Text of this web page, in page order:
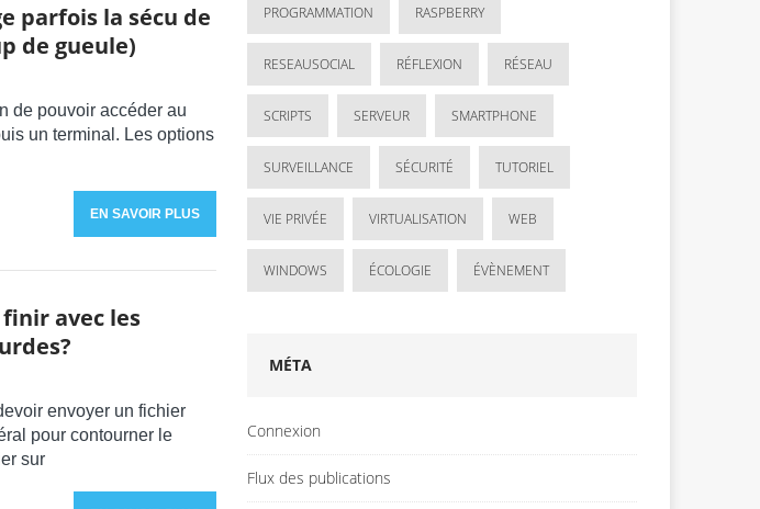
parfois la sécu de
de gueule)
de pouvoir accéder au
un terminal. Les options
EN SAVOIR PLUS
avec les
envoyer un fichier
pour contourner le
sur
PROGRAMMATION RASPBERRY
RESEAUSOCIAL RÉFLEXION RÉSEAU
SCRIPTS SERVEUR SMARTPHONE
SURVEILLANCE SÉCURITÉ TUTORIEL
VIE PRIVÉE VIRTUALISATION WEB
WINDOWS ÉCOLOGIE ÉVÈNEMENT
MÉTA
Connexion
Flux des publications